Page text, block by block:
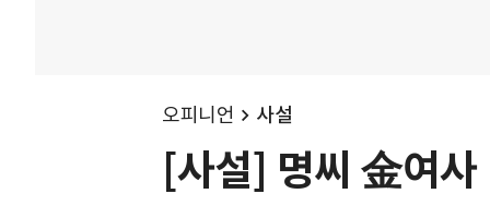
오피니언 사설
[사설] 명씨 金여